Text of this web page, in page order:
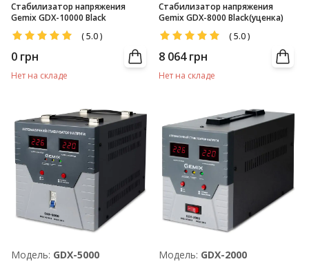
Стабилизатор напряжения
Gemix GDX-10000 Black
(5.0)
0 грн
Нет на складе
Стабилизатор напряжения
Gemix GDX-8000 Black(уценка)
(5.0)
8 064 грн
Нет на складе
Модель: GDX-5000 Модель: GDX-2000